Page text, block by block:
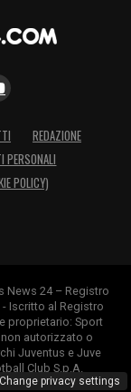
REDAZIONE
PERSONALI
POLICY)
News 24 – Registro
Iscritto al Registro
proprietario: Sport
non autorizzato o
Juventus e Juve
Club S.p.A.
Change privacy settings